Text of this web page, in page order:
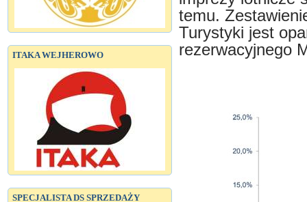
ITAKA WEJHEROWO
SPECJALISTA DS SPRZEDAŻY
temu.
Turystyki jest
rezerwacyjnego